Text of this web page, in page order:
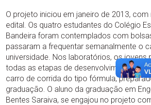
O projeto iniciou em janeiro de 2013,
edital. Os quatro estudantes do Colégio
Bandeira foram contemplados com
passaram a frequentar semanalmente o
universidade. Nos laboratórios, os jovens
todas as etapas de desenvolvimento de
carro de corrida do tipo fórmula,
graduação. O aluno da graduação em
Bentes Saraiva, se engajou no projeto